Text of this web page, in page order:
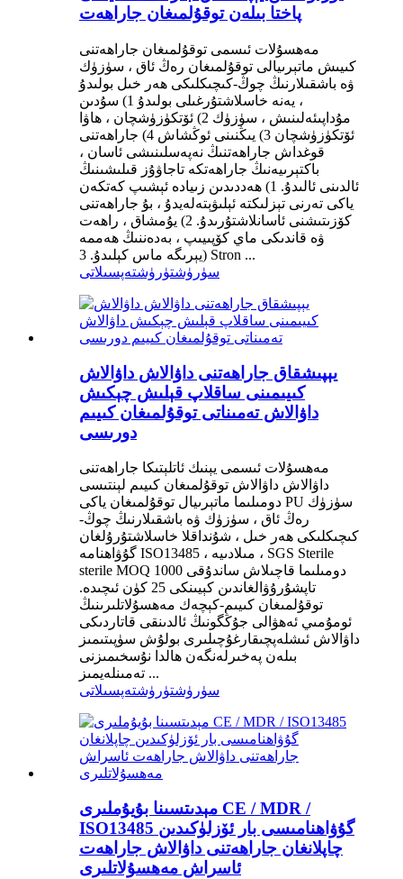
پاختا بىلەن توقۇلمىغان جاراھەت
مەھسۇلات ئىسمى توقۇلمىغان جاراھەتنى
كىيىش ماتېرىيالى توقۇلمىغان رەڭ ئاق ، سۈزۈك
ۋە باشقىلارنىڭ چوڭ-كىچىكلىكى ھەر خىل بولىدۇ
، يەنە خاسلاشتۇرغىلى بولىدۇ 1) سۇدىن
مۇداپىئەلىنىش ، سۈزۈك 2) ئۆتكۈزۈشچان ، ھاۋا
ئۆتكۈزۈشچان 3) يىڭنىنى ئوڭشاش 4) جاراھەتنى
قوغداش جاراھەتنىڭ نەپەسلىنىشى ئاسان ،
باكتېرىيەنىڭ جاراھەتكە تاجاۋۇز قىلىشىنىڭ
ئالدىنى ئالىدۇ. 1) ھەددىدىن زىيادە ئېشىپ كەتكەن
ياكى تەرنى تېزلىكتە ئېلىۋېتەلەيدۇ ، بۇ جاراھەتنى
كۆزىتىشنى ئاسانلاشتۇرىدۇ. 2) يۇمشاق ، راھەت
ۋە قاندىكى ماي كۆپىيىپ ، بەدەننىڭ ھەممە
يېرىگە ماس كېلىدۇ. 3) Stron ...
سۈرۈشتۈرۈشتەپسىلاتى
يېپىشقاق جاراھەتنى داۋالاش داۋالاش
كىيىمىنى ساقلاپ قېلىش چېكىش
داۋالاش تەمىناتى توقۇلمىغان كىيىم
دورىسى
مەھسۇلات ئىسمى يېنىك ئاتلېتىكا جاراھەتنى
داۋالاش داۋالاش توقۇلمىغان كىيىم لېنتىسى
دومىلىما ماتېرىيال توقۇلمىغان ياكى PU سۈزۈك
رەڭ ئاق ، سۈزۈك ۋە باشقىلارنىڭ چوڭ-
كىچىكلىكى ھەر خىل ، شۇنداقلا خاسلاشتۇرۇلغان
گۇۋاھنامە ISO13485 ، مىلادىيە ، SGS Sterile
sterile MOQ 1000 دومىلىما قاچىلاش ساندۇقى
تاپشۇرۇۋالغاندىن كېيىنكى 25 كۈن ئىچىدە.
توقۇلمىغان كىيىم-كېچەك مەھسۇلاتلىرىنىڭ
ئومۇمىي ئەھۋالى جۇڭگونىڭ ئالدىنقى قاتاردىكى
داۋالاش ئىشلەپچىقارغۇچىلىرى بولۇش سۈپىتىمىز
بىلەن پەخىرلەنگەن ھالدا نۇسخىمىزنى
تەمىنلەيمىز ...
سۈرۈشتۈرۈشتەپسىلاتى
مېدىتسىنا بۇيۇملىرى CE / MDR /
ISO13485 گۇۋاھنامىسى بار ئۆزلۈكىدىن
چاپلانغان جاراھەتنى داۋالاش جاراھەت
ئاسراش مەھسۇلاتلىرى